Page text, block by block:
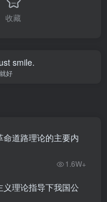
收藏
smile.
好
道路理论的主要内
1.6W+
理论指导下我国公